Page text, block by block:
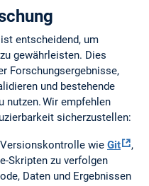
ist entscheidend, um
gewährleisten. Dies
Forschungsergebnisse,
und bestehende
nutzen. Wir empfehlen
sicherzustellen:
wie Git
,
Skripten zu verfolgen
Daten und Ergebnissen